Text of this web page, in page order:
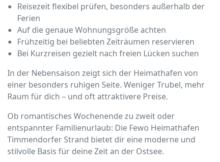
Reisezeit flexibel prüfen, besonders außerhalb der
Ferien
Auf die genaue Wohnungsgröße achten
Frühzeitig bei beliebten Zeiträumen reservieren
Bei Kurzreisen gezielt nach freien Lücken suchen
In der Nebensaison zeigt sich der Heimathafen von
einer besonders ruhigen Seite. Weniger Trubel, mehr
Raum für dich – und oft attraktivere Preise.
Ob romantisches Wochenende zu zweit oder
entspannter Familienurlaub: Die Fewo Heimathafen
Timmendorfer Strand bietet dir eine moderne und
stilvolle Basis für deine Zeit an der Ostsee.